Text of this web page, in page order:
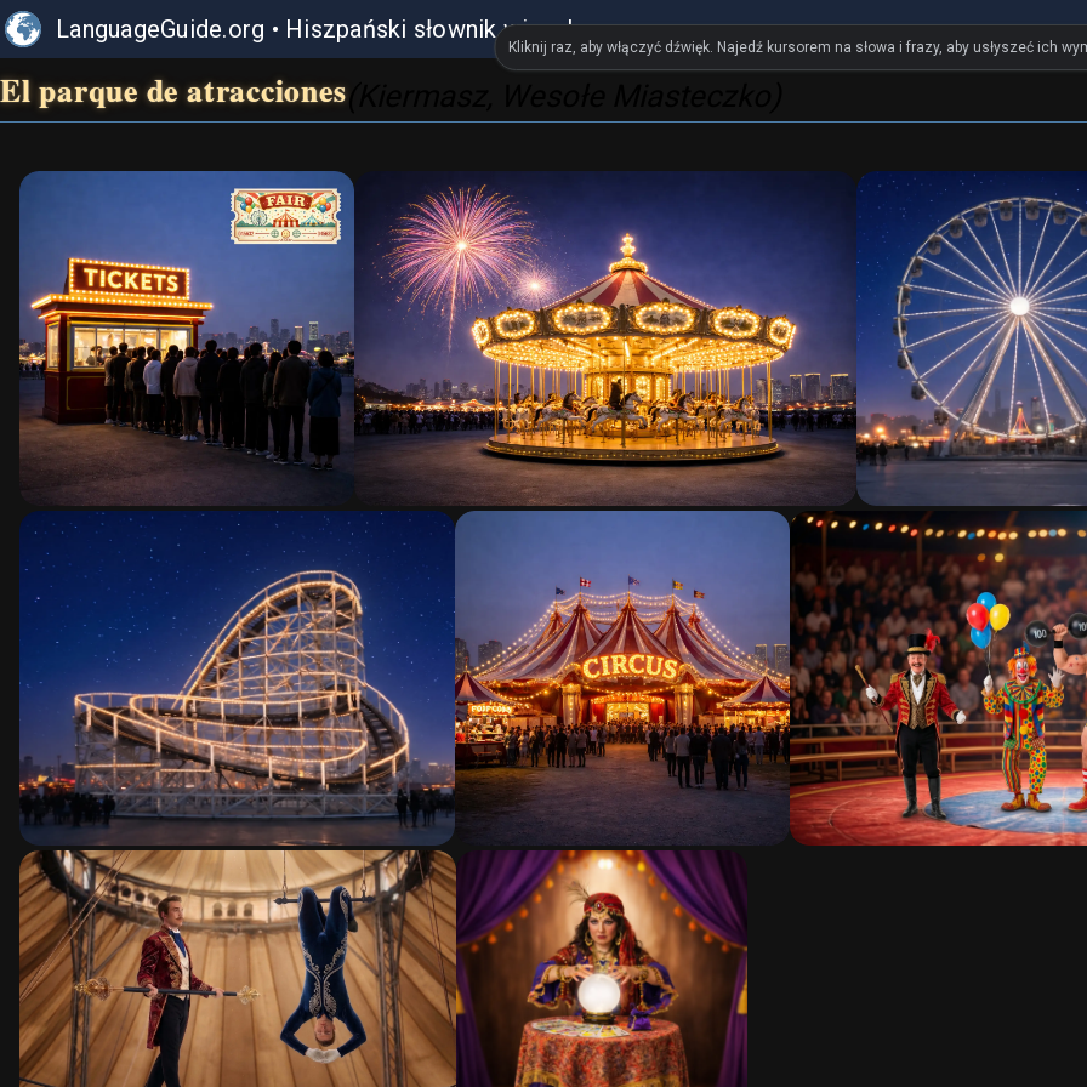
LanguageGuide.org • Hiszpański słownik wizualny
El parque de atracciones(Kiermasz, Wesołe Miasteczko)
Kliknij raz, aby włączyć dźwięk. Najedź kursorem na słowa i frazy, aby usłyszeć ich